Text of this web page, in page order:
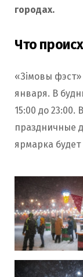
городах.
Что
«Зімовы
января. В
15:00 до
праздничные
ярмарка будет